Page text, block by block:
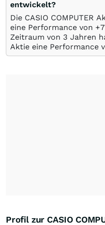
entwickelt?
Die CASIO COMPUTER
eine Performance von
Zeitraum von 3 Jahren
Aktie eine Performance
Profil zur CASIO